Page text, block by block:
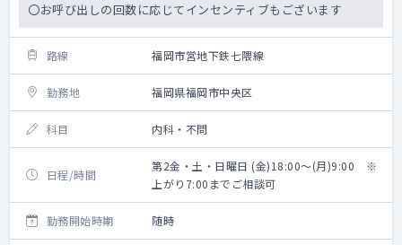
〇お呼び出しの回数に応じてインセンティブもございます
路線 福岡市営地下鉄七隈線
勤務地 福岡県福岡市中央区
科目 内科・不問
日程/時間
第2金・土・日曜日 (金)18:00～(月)9:00 ※
上がり7:00までご相談可
勤務開始時期 随時